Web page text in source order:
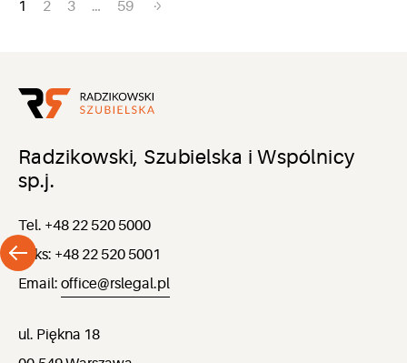
Nawigacja
1 2 3 … 59
Radzikowski, Szubielska i Wspólnicy
sp.j.
Tel. +48 22 520 5000
Faks: +48 22 520 5001
Email: office@rslegal.pl
ul. Piękna 18